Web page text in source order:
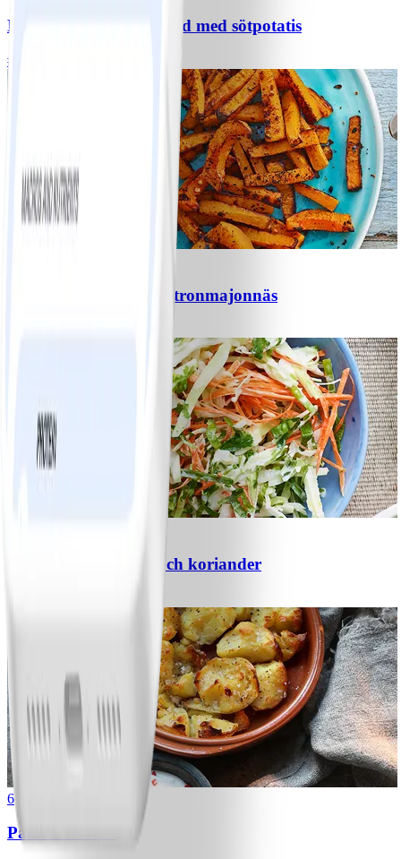
Ljummen couscoussallad med sötpotatis
#
Pumpapommes med citronmajonnäs
Coleslaw med äpple och koriander
6
Patatas bravas